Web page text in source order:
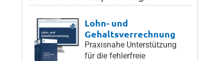
Lohn- und
Gehaltsverrechnung
Praxisnahe Unterstützung
für die fehlerfreie